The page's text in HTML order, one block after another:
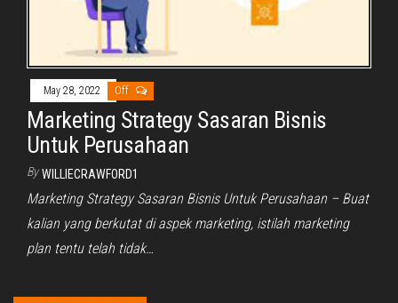
May 28, 2022 Off
Marketing Strategy Sasaran Bisnis
Untuk Perusahaan
By WILLIECRAWFORD1
Marketing Strategy Sasaran Bisnis Untuk Perusahaan – Buat
kalian yang berkutat di aspek marketing, istilah marketing
plan tentu telah tidak…